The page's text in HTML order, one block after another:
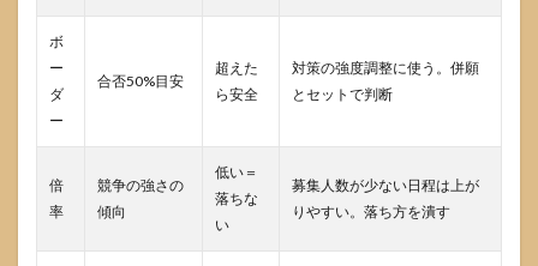
ボ
ー
ダ
ー
合否50%目安
超えた
ら安全
対策の強度調整に使う。併願
とセットで判断
倍
率
競争の強さの
傾向
低い＝
落ちな
い
募集人数が少ない日程は上が
りやすい。落ち方を潰す